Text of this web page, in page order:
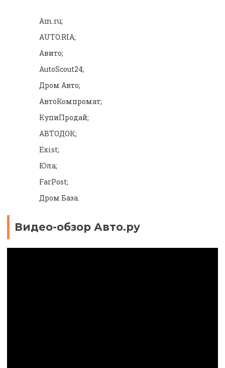
Am.ru;
AUTO.RIA;
Авито;
AutoScout24;
Дром Авто;
АвтоКомпромат;
КупиПродай;
АВТОДОК;
Exist;
Юла;
FarPost;
Дром База.
Видео-обзор Авто.ру